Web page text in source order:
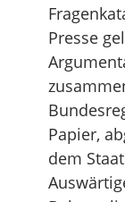
Presse
Papier,
dem